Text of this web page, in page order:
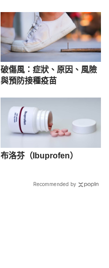
破傷風：症狀、原因、風險
與預防接種疫苗
布洛芬（Ibuprofen）
Recommended by